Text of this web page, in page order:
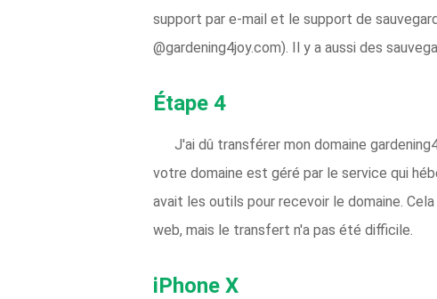
support par e-mail et le support de
@gardening4joy.com). Il y a aussi des
Étape 4
J'ai dû transférer mon domaine
votre domaine est géré par le service qui
avait les outils pour recevoir le domaine.
web, mais le transfert n'a pas été difficile.
iPhone X